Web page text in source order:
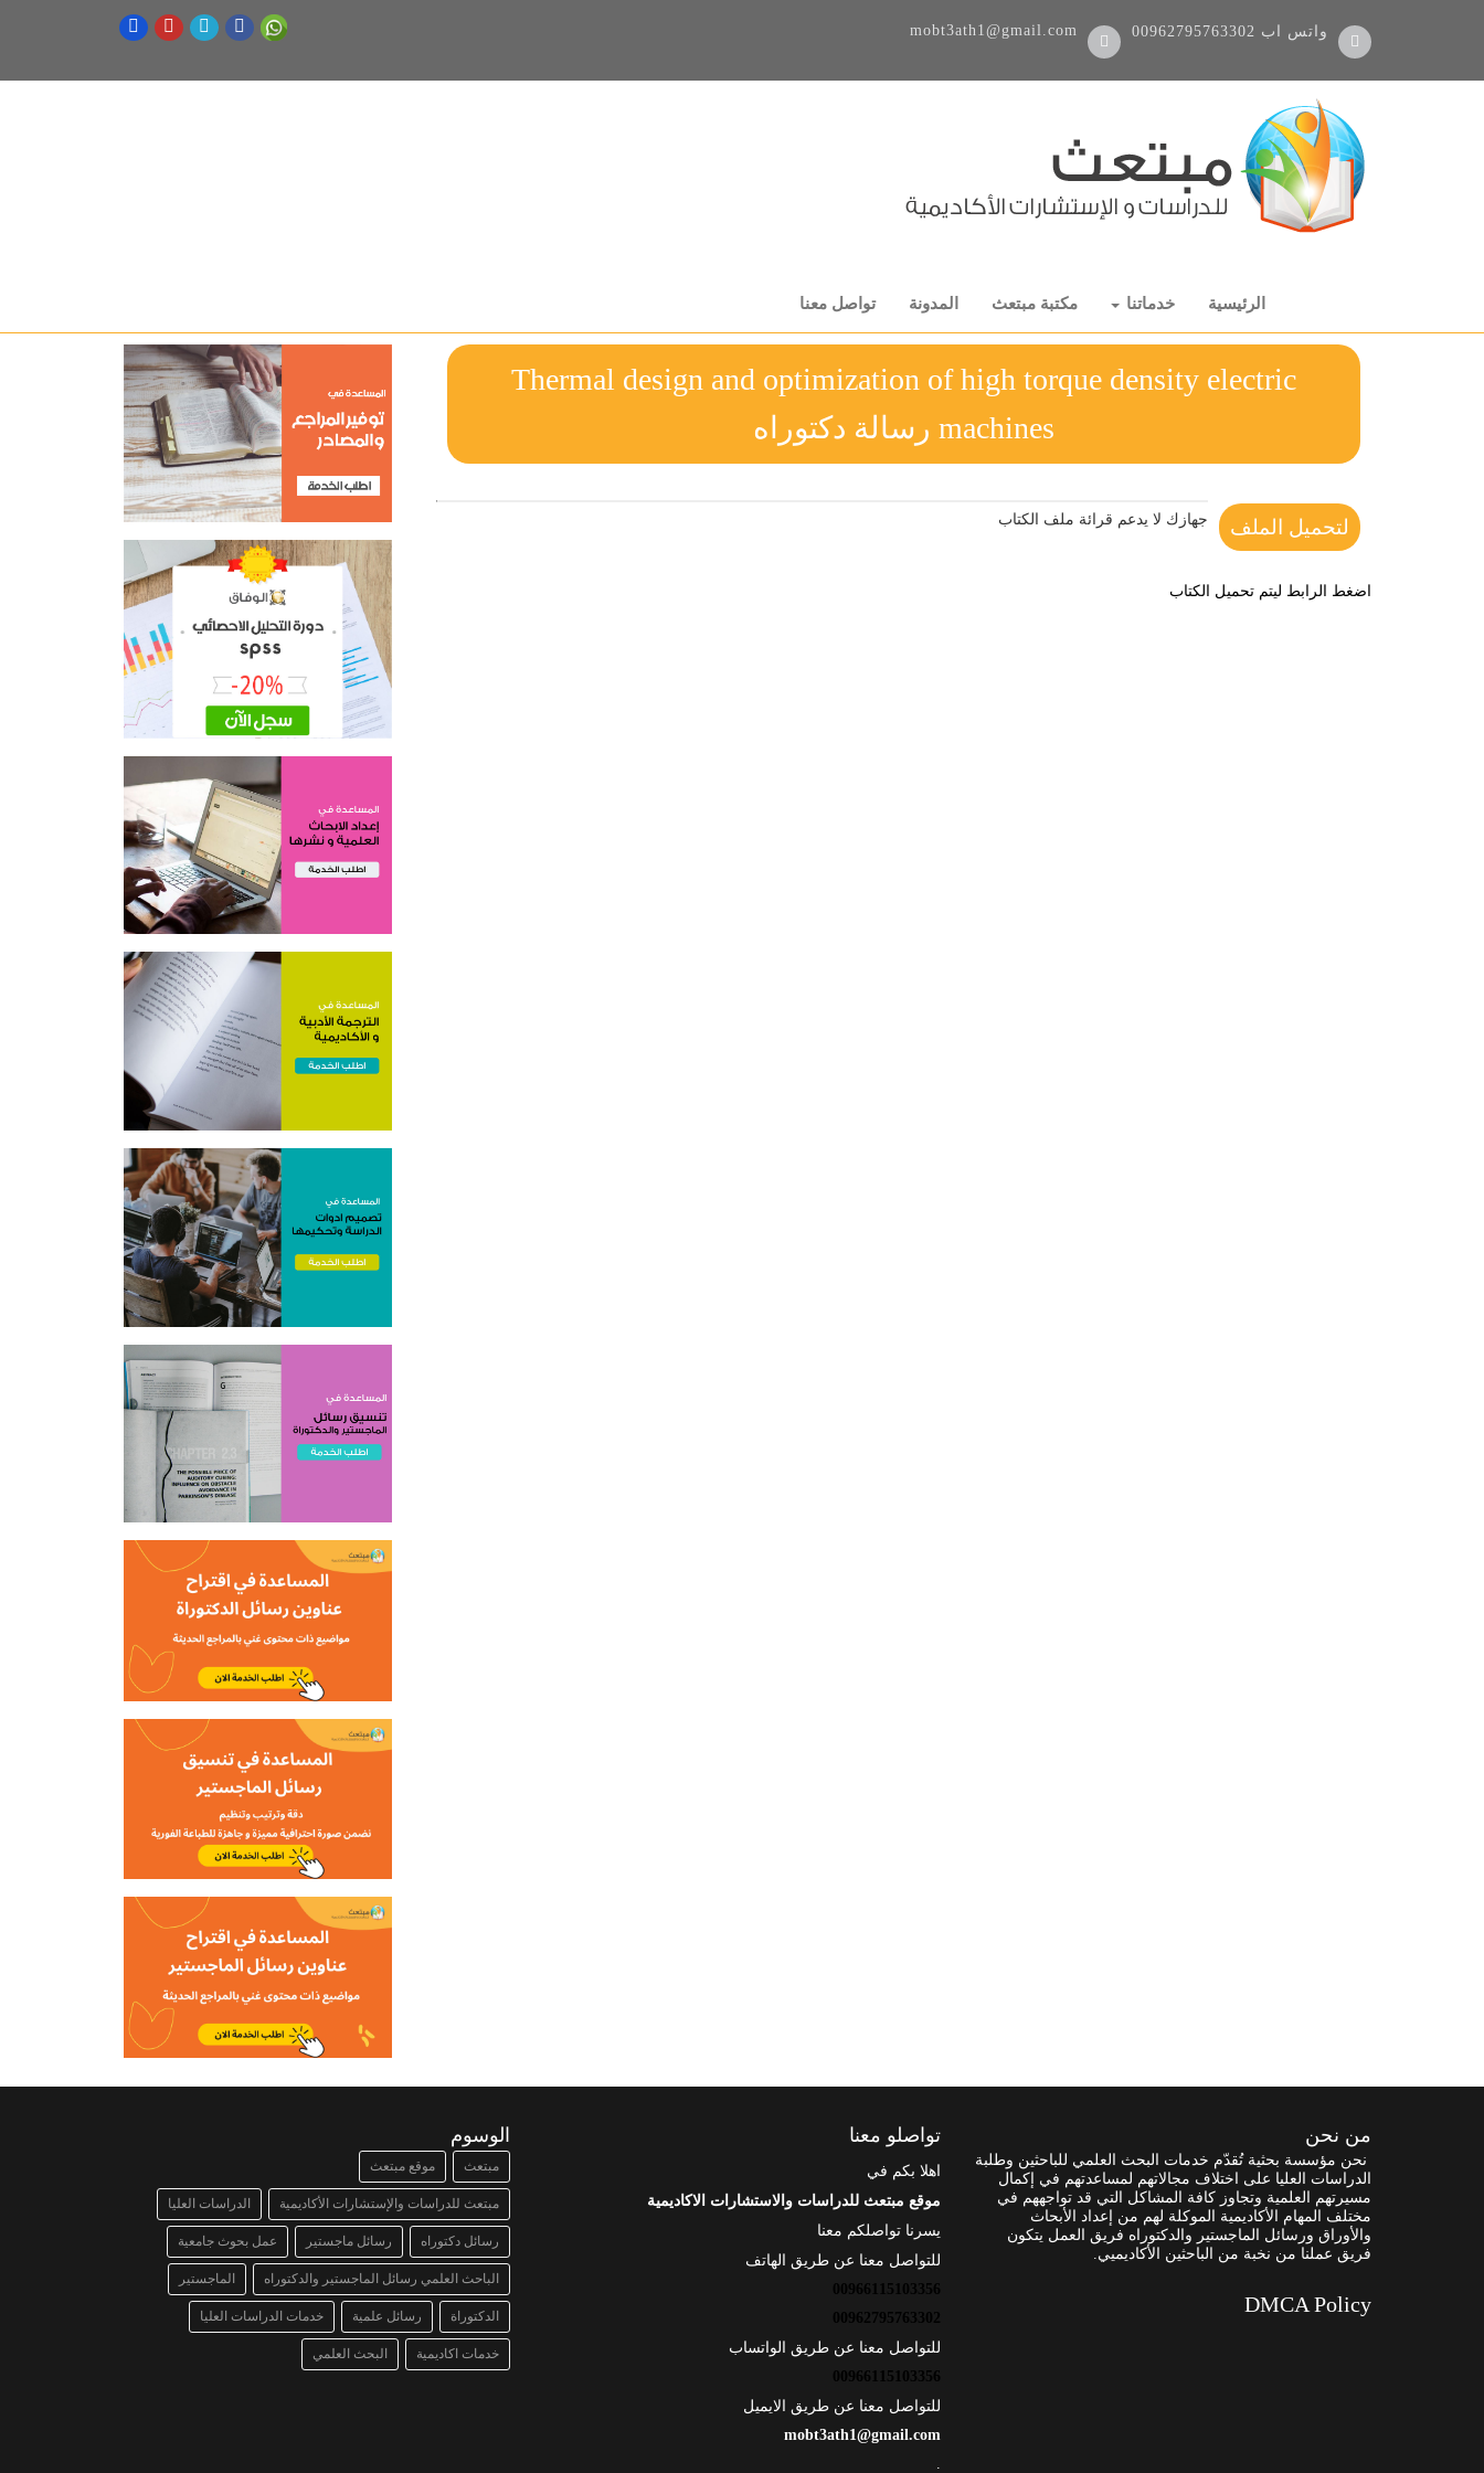
00962795763302 واتس اب mobt3ath1@gmail.com
الرئيسية خدماتنا مكتبة مبتعث المدونة تواصل معنا
Thermal design and optimization of high torque density electric
machines رسالة دكتوراه
لتحميل الملف جهازك لا يدعم قرائة ملف الكتاب
اضغط الرابط ليتم تحميل الكتاب
من نحن
نحن مؤسسة بحثية تُقدّم خدمات البحث العلمي للباحثين وطلبة
الدراسات العليا على اختلاف مجالاتهم لمساعدتهم في إكمال
مسيرتهم العلمية وتجاوز كافة المشاكل التي قد تواجههم في
مختلف المهام الأكاديمية الموكلة لهم من إعداد الأبحاث
والأوراق ورسائل الماجستير والدكتوراه فريق العمل يتكون
فريق عملنا من نخبة من الباحثين الأكاديميي.
DMCA Policy
تواصلو معنا
اهلا بكم في
موقع مبتعث للدراسات والاستشارات الاكاديمية
يسرنا تواصلكم معنا
للتواصل معنا عن طريق الهاتف
00966115103356
00962795763302
للتواصل معنا عن طريق الواتساب
00966115103356
للتواصل معنا عن طريق الايميل
mobt3ath1@gmail.com
الوسوم
مبتعث موقع مبتعث
مبتعث للدراسات والإستشارات الأكاديمية الدراسات العليا
رسائل دكتوراه رسائل ماجستير عمل بحوث جامعية
الباحث العلمي رسائل الماجستير والدكتوراه الماجستير
الدكتوراة رسائل علمية خدمات الدراسات العليا
خدمات اكاديمية البحث العلمي